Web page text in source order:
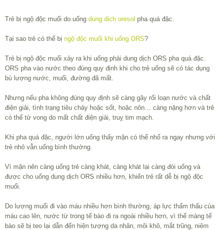
Trẻ bị ngộ độc muối do uống dung dịch oresol pha quá đặc.
Tại sao trẻ có thể bị ngộ độc muối khi uống ORS?
Trẻ bị ngộ độc muối xảy ra khi uống phải dung dịch ORS pha quá đặc.
ORS pha vào nước theo đúng quy định khi cho trẻ uống sẽ có tác dụng
bù lượng nước, muối, đường đã mất.
Nhưng nếu pha không đúng quy định sẽ càng gây rối loạn nước và chất
điện giải, tình trạng tiêu chảy hoặc sốt, hoặc nôn… càng nặng hơn và trẻ
có thể tử vong do mất chất điện giải, truỵ tim mạch.
Khi pha quá đặc, người lớn uống thấy mặn có thể nhổ ra ngay nhưng với
trẻ nhỏ vẫn uống bình thường.
Vì mặn nên càng uống trẻ càng khát, càng khát lại càng đòi uống và
được cho uống dung dịch ORS nhiều hơn, khiến trẻ rất dễ bị ngộ độc
muối.
Do lượng muối đi vào máu nhiều hơn bình thường, áp lực thẩm thấu của
máu cao lên, nước từ trong tế bào đi ra ngoài nhiều hơn, vì thế màng tế
bào sẽ bị teo lại dẫn đến hiện tượng da nhăn, môi khô, mắt trũng, niêm